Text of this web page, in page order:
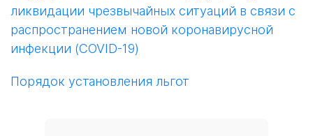
ликвидации чрезвычайных ситуаций в связи с
распространением новой коронавирусной
инфекции (COVID-19)
Порядок установления льгот